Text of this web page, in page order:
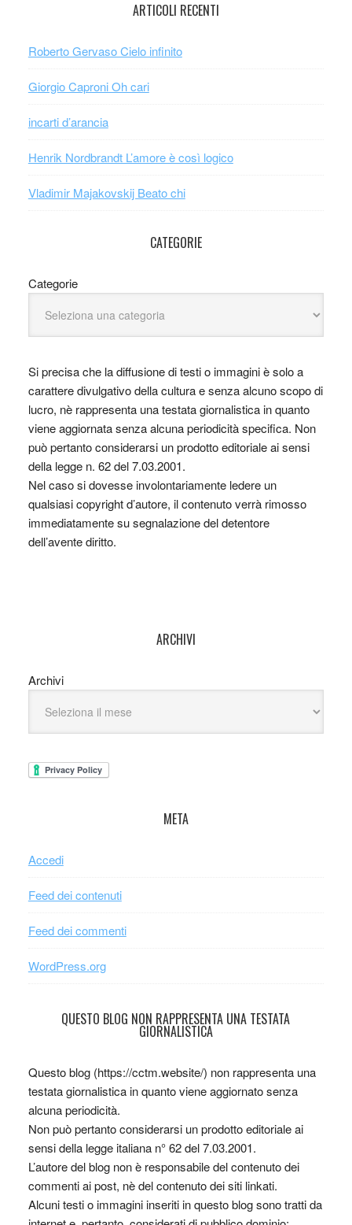
ARTICOLI RECENTI
Roberto Gervaso Cielo infinito
Giorgio Caproni Oh cari
incarti d’arancia
Henrik Nordbrandt L’amore è così logico
Vladimir Majakovskij Beato chi
CATEGORIE
Categorie
Si precisa che la diffusione di testi o immagini è solo a
carattere divulgativo della cultura e senza alcuno scopo di
lucro, nè rappresenta una testata giornalistica in quanto
viene aggiornata senza alcuna periodicità specifica. Non
può pertanto considerarsi un prodotto editoriale ai sensi
della legge n. 62 del 7.03.2001.
Nel caso si dovesse involontariamente ledere un
qualsiasi copyright d’autore, il contenuto verrà rimosso
immediatamente su segnalazione del detentore
dell’avente diritto.
ARCHIVI
Archivi
META
Accedi
Feed dei contenuti
Feed dei commenti
WordPress.org
QUESTO BLOG NON RAPPRESENTA UNA TESTATA
GIORNALISTICA
Questo blog (https://cctm.website/) non rappresenta una
testata giornalistica in quanto viene aggiornato senza
alcuna periodicità.
Non può pertanto considerarsi un prodotto editoriale ai
sensi della legge italiana n° 62 del 7.03.2001.
L’autore del blog non è responsabile del contenuto dei
commenti ai post, nè del contenuto dei siti linkati.
Alcuni testi o immagini inseriti in questo blog sono tratti da